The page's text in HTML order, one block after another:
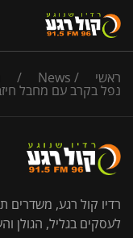
ראשי /
News
/
נפל בקרב עם מחבל
רדיו קול רגע, משדרים
לעסקים בגליל, הגולן